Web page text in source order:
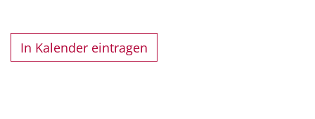
In Kalender eintragen